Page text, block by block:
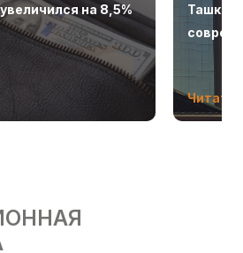
на 8,5%
Читать